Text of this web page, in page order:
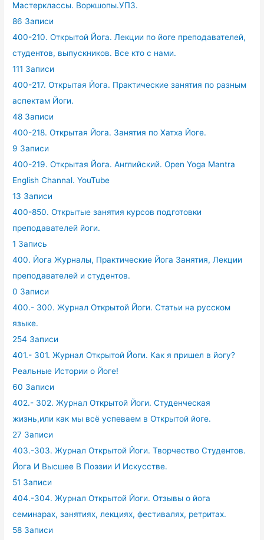
Мастерклассы. Воркшопы.УПЗ.
86 Записи
400-210. Открытой Йога. Лекции по йоге преподавателей,
студентов, выпускников. Все кто с нами.
111 Записи
400-217. Открытая Йога. Практические занятия по разным
аспектам Йоги.
48 Записи
400-218. Открытая Йога. Занятия по Хатха Йоге.
9 Записи
400-219. Открытая Йога. Английский. Open Yoga Mantra
English Channal. YouTube
13 Записи
400-850. Открытые занятия курсов подготовки
преподавателей йоги.
1 Запись
400. Йога Журналы, Практические Йога Занятия, Лекции
преподавателей и студентов.
0 Записи
400.- 300. Журнал Открытой Йоги. Статьи на русском
языке.
254 Записи
401.- 301. Журнал Открытой Йоги. Как я пришел в йогу?
Реальные Истории о Йоге!
60 Записи
402.- 302. Журнал Открытой Йоги. Студенческая
жизнь,или как мы всё успеваем в Открытой йоге.
27 Записи
403.-303. Журнал Открытой Йоги. Творчество Студентов.
Йога И Высшее В Поэзии И Искусстве.
51 Записи
404.-304. Журнал Открытой Йоги. Отзывы о йога
семинарах, занятиях, лекциях, фестивалях, ретритах.
58 Записи